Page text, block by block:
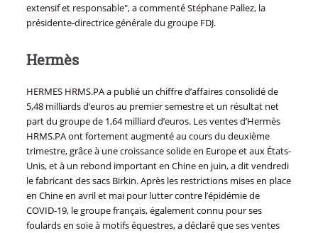
extensif et responsable", a commenté Stéphane Pallez, la
présidente-directrice générale du groupe FDJ.
Hermès
HERMES HRMS.PA a publié un chiffre d’affaires consolidé de
5,48 milliards d’euros au premier semestre et un résultat net
part du groupe de 1,64 milliard d’euros. Les ventes d’Hermès
HRMS.PA ont fortement augmenté au cours du deuxième
trimestre, grâce à une croissance solide en Europe et aux États-
Unis, et à un rebond important en Chine en juin, a dit vendredi
le fabricant des sacs Birkin. Après les restrictions mises en place
en Chine en avril et mai pour lutter contre l’épidémie de
COVID-19, le groupe français, également connu pour ses
foulards en soie à motifs équestres, a déclaré que ses ventes